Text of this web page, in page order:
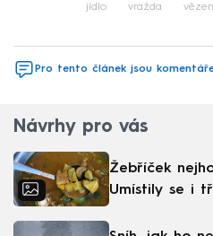
jídlo vražda
Pro tento článek jsou
Návrhy pro vás
Žebříček
Umístily se i